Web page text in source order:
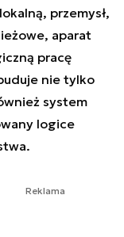
przemysł,
aparat
pracę
nie tylko
system
logice
Reklama